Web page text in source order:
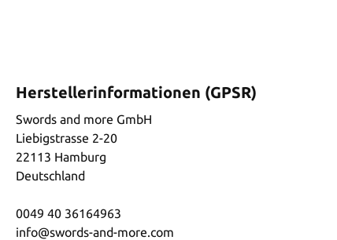
Herstellerinformationen (GPSR)
Swords and more GmbH
Liebigstrasse 2-20
22113 Hamburg
Deutschland
0049 40 36164963
info@swords-and-more.com